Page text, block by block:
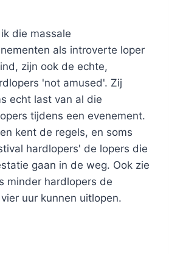
die massale
als introverte loper
zijn ook de echte,
'not amused'. Zij
echt last van al die
tijdens een evenement.
kent de regels, en soms
hardlopers' de lopers die
gaan in de weg. Ook zie
minder hardlopers de
uur kunnen uitlopen.